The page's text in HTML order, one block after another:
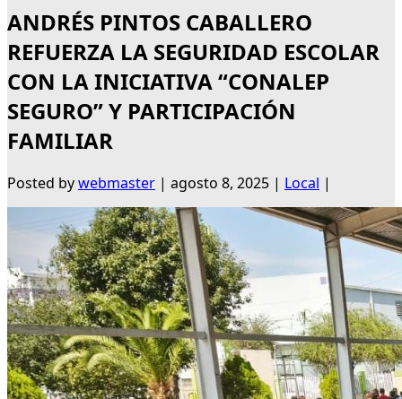
ANDRÉS PINTOS CABALLERO
REFUERZA LA SEGURIDAD ESCOLAR
CON LA INICIATIVA “CONALEP
SEGURO” Y PARTICIPACIÓN
FAMILIAR
Posted bywebmaster | agosto 8, 2025 | Local |